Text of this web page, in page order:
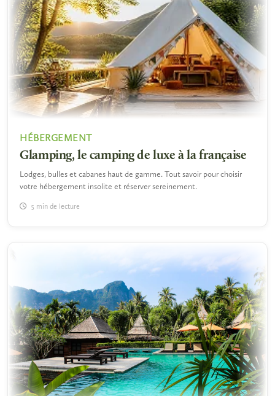
HÉBERGEMENT
Glamping, le camping de luxe à la française
Lodges, bulles et cabanes haut de gamme. Tout savoir pour choisir
votre hébergement insolite et réserver sereinement.
5 min de lecture